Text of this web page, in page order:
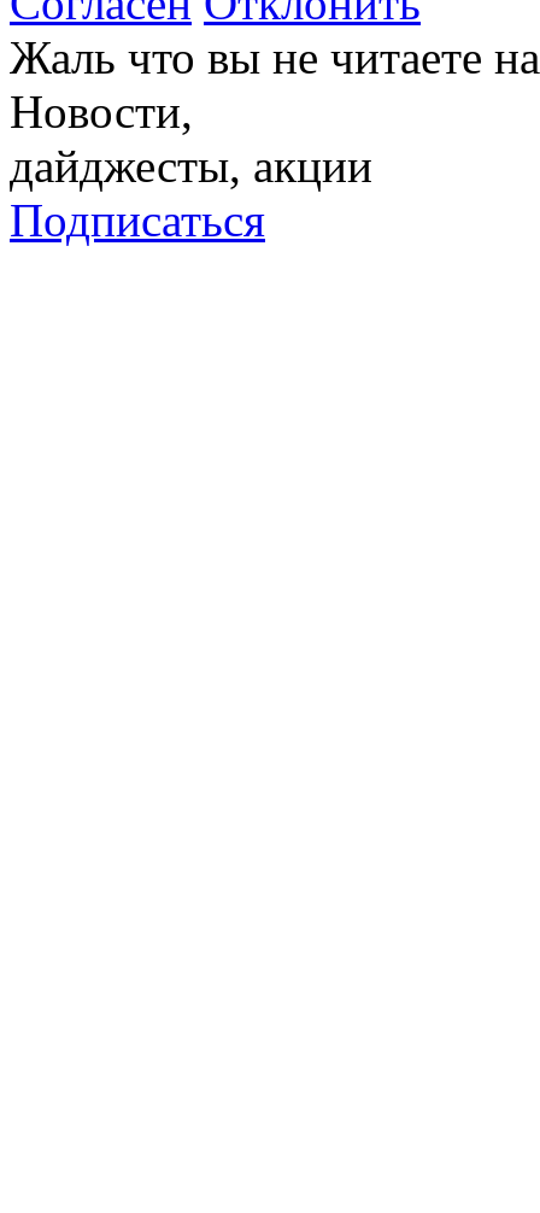
Жаль что вы не читаете
Новости,
дайджесты, акции
Подписаться